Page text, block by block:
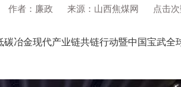
作者：廉政 来源：山西焦煤网 点击次
碳冶金现代产业链共链行动暨中国宝武全